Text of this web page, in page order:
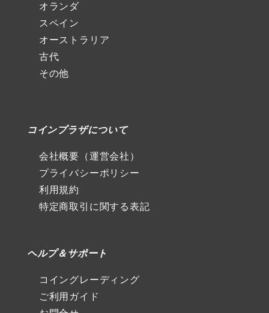
オランダ
スペイン
オーストラリア
古代
その他
コインプラザについて
会社概要（運営会社）
プライバシーポリシー
利用規約
特定商取引に関する表記
ヘルプ＆サポート
コイングレーディング
ご利用ガイド